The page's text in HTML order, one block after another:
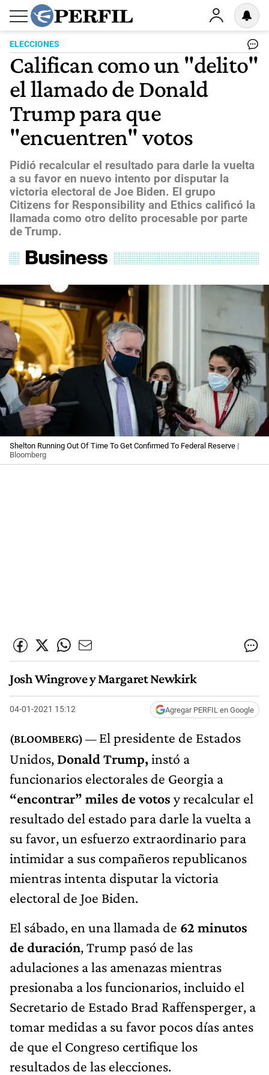
ELECCIONES
Califican como un "delito"
el llamado de Donald
Trump para que
"encuentren" votos
Pidió recalcular el resultado para darle la vuelta
a su favor en nuevo intento por disputar la
victoria electoral de Joe Biden. El grupo
Citizens for Responsibility and Ethics calificó la
llamada como otro delito procesable por parte
de Trump.
Shelton Running Out Of Time To Get Confirmed To Federal Reserve |
Bloomberg
Josh Wingrove y Margaret Newkirk
04-01-2021 15:12 Agregar PERFIL en Google
El presidente de Estados
Unidos, Donald Trump,instó a
funcionarios electorales de Georgia a
“encontrar” miles de votos y recalcular el
resultado del estado para darle la vuelta a
su favor, un esfuerzo extraordinario para
intimidar a sus compañeros republicanos
mientras intenta disputar la victoria
electoral de Joe Biden.
El sábado, en una llamada de 62 minutos
de duración, Trump pasó de las
adulaciones a las amenazas mientras
presionaba a los funcionarios, incluido el
Secretario de Estado Brad Raffensperger, a
tomar medidas a su favor pocos días antes
de que el Congreso certifique los
resultados de las elecciones.